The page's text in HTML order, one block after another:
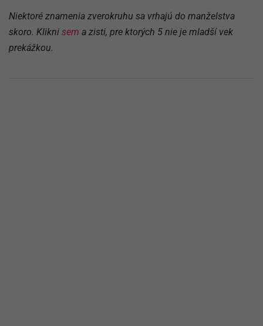
Niektoré znamenia zverokruhu sa vrhajú do manželstva
skoro. Klikni sem a zisti, pre ktorých 5 nie je mladší vek
prekážkou.